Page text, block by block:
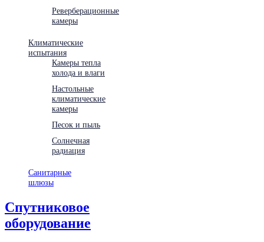
Реверберационные
камеры
Климатические
испытания
Камеры тепла
холода и влаги
Настольные
климатические
камеры
Песок и пыль
Солнечная
радиация
Санитарные
шлюзы
Спутниковое
оборудование